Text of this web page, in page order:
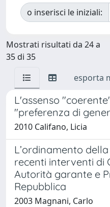
o inserisci le iniziali:
Mostrati risultati da 24 a
35 di 35
esporta
L'assenso
"preferenza di
2010 Califano, Licia
L’ordinamento
recenti interventi di
Autorità garante e
Repubblica
2003 Magnani, Carlo